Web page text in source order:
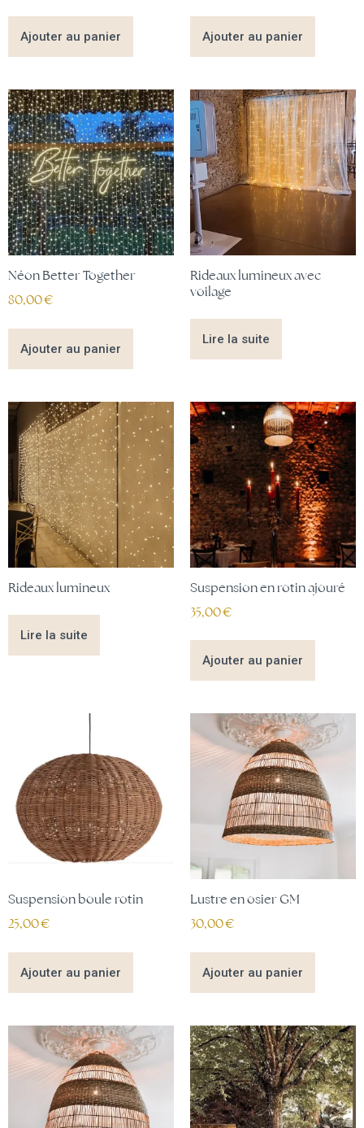
Ajouter au panier Ajouter au panier
Néon Better Together
80,00€
Ajouter au panier
Rideaux lumineux avec
voilage
Lire la suite
Rideaux lumineux
Lire la suite
Suspension en rotin ajouré
35,00€
Ajouter au panier
Suspension boule rotin
25,00€
Ajouter au panier
Lustre en osier GM
30,00€
Ajouter au panier